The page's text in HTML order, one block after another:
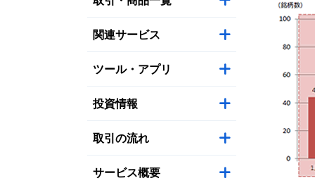
関連サービス
ツール・アプリ
投資情報
取引の流れ
サービス概要